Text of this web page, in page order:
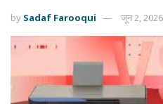
by Sadaf Farooqui जून 2, 2026